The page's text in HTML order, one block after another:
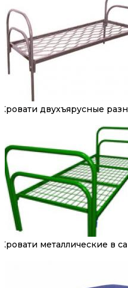
Кровати двухъярусные
Кровати металлические в